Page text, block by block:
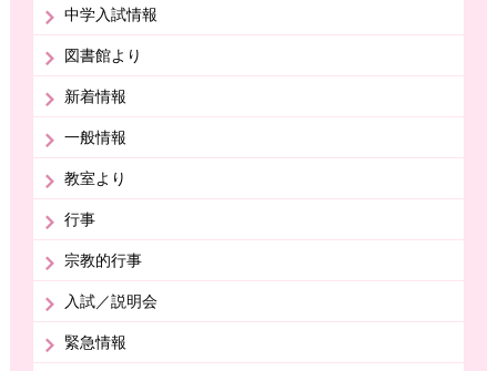
中学入試情報
図書館より
新着情報
一般情報
教室より
行事
宗教的行事
入試／説明会
緊急情報